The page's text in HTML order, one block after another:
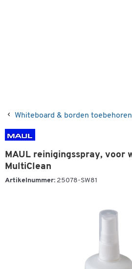
Whiteboard & borden toebehoren
MAUL reinigingsspray, voor
MultiClean
Artikelnummer: 25078-SW81